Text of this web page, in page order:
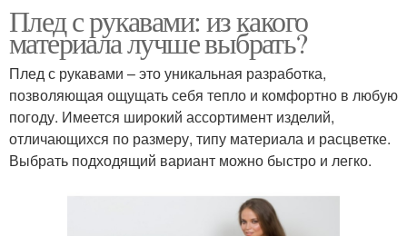
Плед с рукавами: из какого
материала лучше выбрать?
Плед с рукавами – это уникальная разработка,
позволяющая ощущать себя тепло и комфортно в любую
погоду. Имеется широкий ассортимент изделий,
отличающихся по размеру, типу материала и расцветке.
Выбрать подходящий вариант можно быстро и легко.